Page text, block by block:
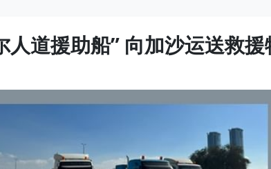
道援助船” 向加沙运送救援